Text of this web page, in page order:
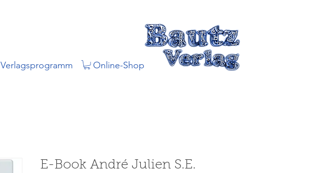
Verlagsprogramm Online-Shop
E-Book André Julien S.E.